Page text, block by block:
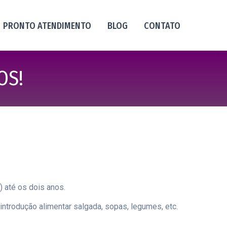
PRONTO ATENDIMENTO BLOG CONTATO
até os dois anos.
alimentar salgada, sopas, legumes, etc.